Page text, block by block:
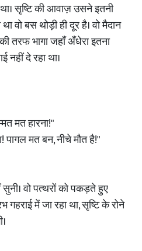
सृष्टि की आवाज़ उसने इतनी
वो बस थोड़ी ही दूर है। वो मैदान
तरफ भागा जहाँ अँधेरा इतना
नहीं दे रहा था।
मत हारना!"
मत बन, नीचे मौत है!"
वो पत्थरों को पकड़ते हुए
में जा रहा था, सृष्टि के रोने